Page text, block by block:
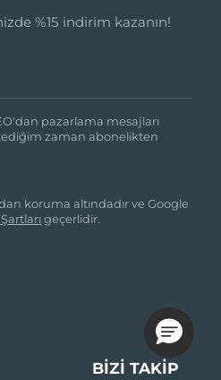
%15 indirim kazanın!
pazarlama mesajları
zaman abonelikten
koruma altındadır ve Google
geçerlidir.
BIZI TAKIP